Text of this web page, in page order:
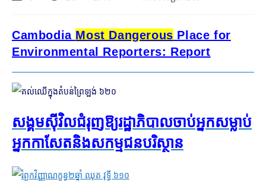
Cambodia Most Dangerous Place for
Environmental Reporters: Report
សង្គម​ស៊ីវិល​ជំរុញ​ឱ្យ​រដ្ឋាភិបាល​ចាប់​អ្នក​សម្លាប់​
អ្នក​កាសែត​និង​សកម្មជន​​បរិស្ថាន